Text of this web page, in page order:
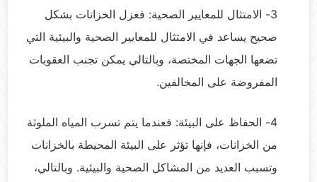
3- الامتثال للمعايير الصحية: فعزل الخزانات بشكل
صحيح يساعد في الامتثال للمعايير الصحية والبيئية التي
تضعها الجهات المختصة، وبالتالي يمكن تجنب العقوبات
المفروضة على المخالفين.
4- الحفاظ على البيئة: فعندما يتم تسرب المياه الملوثة
من الخزانات، فإنها تؤثر على البيئة المحيطة بالخزانات
وتسبب العديد من المشاكل الصحية والبيئية. وبالتالي،